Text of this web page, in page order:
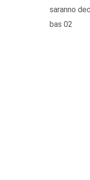
saranno
bas 02